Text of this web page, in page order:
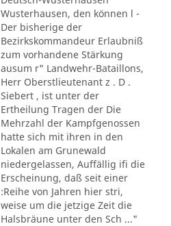
Wusterhausen, den können l -
Der bisherige der
Bezirkskommandeur Erlaubniß
zum vorhandene Stärkung
ausum r" Landwehr-Bataillons,
Herr Oberstlieutenant z . D .
Siebert , ist unter der
Ertheilung Tragen der Die
Mehrzahl der Kampfgenossen
hatte sich mit ihren in den
Lokalen am Grunewald
niedergelassen, Auffällig ifi die
Erscheinung, daß seit einer
:Reihe von Jahren hier stri,
weise um die jetzige Zeit die
Halsbräune unter den Sch ..."